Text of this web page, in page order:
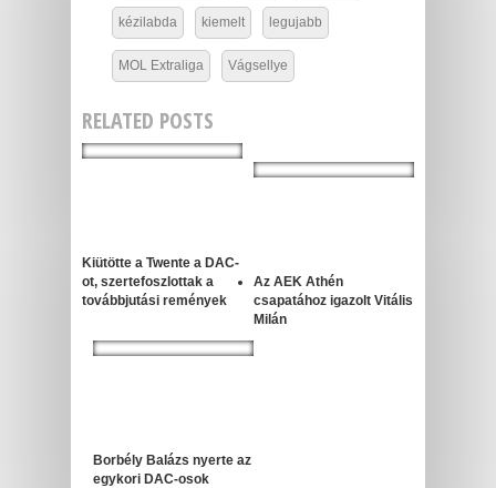
kézilabda kiemelt legujabb
MOL Extraliga Vágsellye
RELATED POSTS
Kiütötte a Twente a DAC-
ot, szertefoszlottak a
továbbjutási remények
Az AEK Athén
csapatához igazolt Vitális
Milán
Borbély Balázs nyerte az
egykori DAC-osok